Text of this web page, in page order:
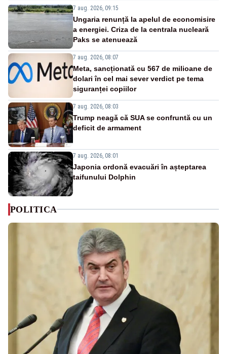
7 aug. 2026, 09:15
Ungaria renunță la apelul de economisire
a energiei. Criza de la centrala nucleară
Paks se atenuează
7 aug. 2026, 08:07
Meta, sancționată cu 567 de milioane de
dolari în cel mai sever verdict pe tema
siguranței copiilor
7 aug. 2026, 08:03
Trump neagă că SUA se confruntă cu un
deficit de armament
7 aug. 2026, 08:01
Japonia ordonă evacuări în așteptarea
taifunului Dolphin
POLITICA